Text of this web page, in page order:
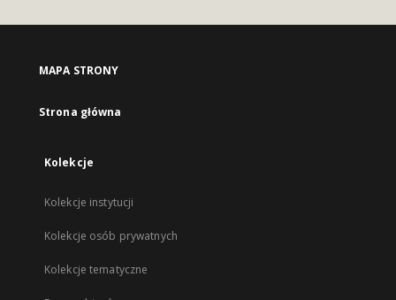
MAPA STRONY
Strona główna
Kolekcje
Kolekcje instytucji
Kolekcje osób prywatnych
Kolekcje tematyczne